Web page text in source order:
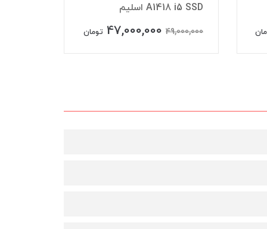
A1418 i5 SSD اسلیم
49,000,000
47,000,000 تومان